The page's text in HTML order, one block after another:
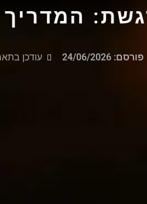
המדריך
פורסם: 24/06/2026 עודכן בתאריך: